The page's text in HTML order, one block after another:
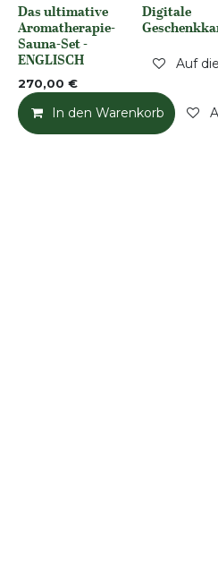
None
Das ultimative
Aromatherapie-
Sauna-Set -
ENGLISCH
270,00 €
In den Warenkorb
None
Digitale
Auf